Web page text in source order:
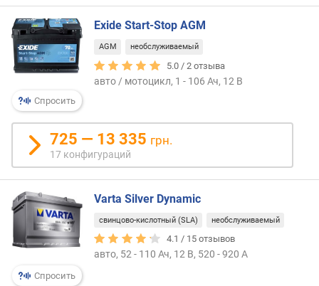
и
их
о
с
т
и
т
д
е
ш
е
в
х
к
д
о
о
Спросить
Exide Start-Stop AGM
AGM необслуживаемый
5.0 /2 отзыва
авто / мотоцикл, 1 - 106 Ач, 12 В
725 — 13 335 грн.
17 конфигураций
Спросить
Varta Silver Dynamic
свинцово-кислотный (SLA) необслуживаемый
4.1 / 15 отзывов
авто, 52 - 110 Ач, 12 В, 520 - 920 А